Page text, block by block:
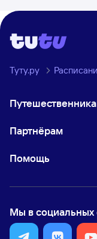
Туту.ру
Партнёрам
Помощь
Мы в социальных